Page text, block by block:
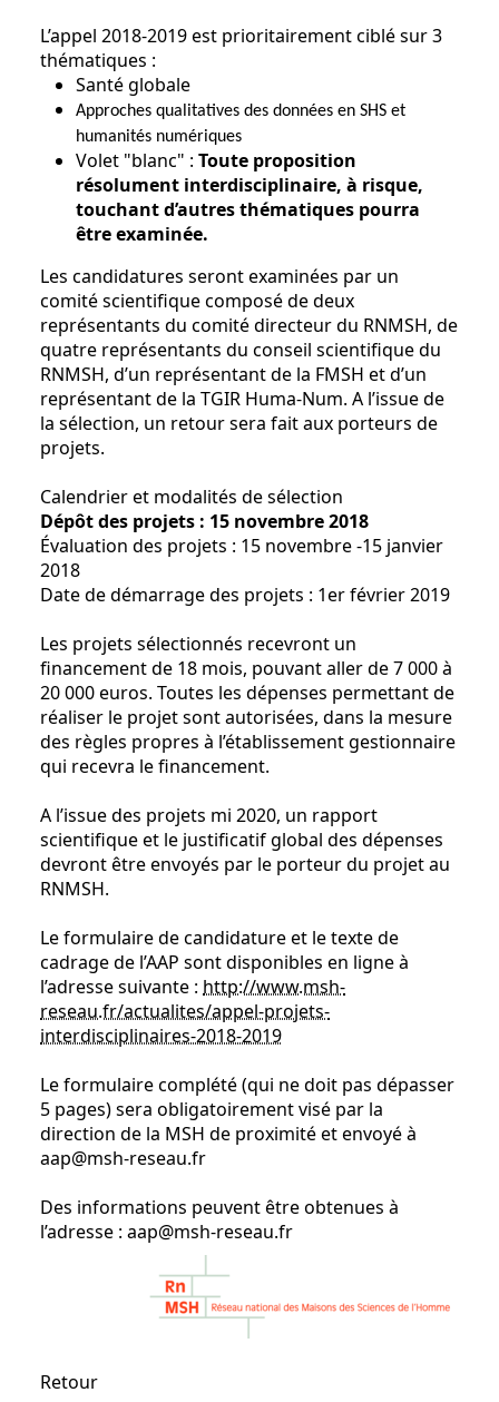
L’appel 2018-2019 est prioritairement ciblé sur 3
thématiques :
Santé globale
Approches qualitatives des données en SHS et
humanités numériques
Volet "blanc" : Toute proposition
résolument interdisciplinaire, à risque,
touchant d’autres thématiques pourra
être examinée.
Les candidatures seront examinées par un
comité scientifique composé de deux
représentants du comité directeur du RNMSH, de
quatre représentants du conseil scientifique du
RNMSH, d’un représentant de la FMSH et d’un
représentant de la TGIR Huma-Num. A l’issue de
la sélection, un retour sera fait aux porteurs de
projets.
Calendrier et modalités de sélection
Dépôt des projets : 15 novembre 2018
Évaluation des projets : 15 novembre -15 janvier
2018
Date de démarrage des projets : 1er février 2019
Les projets sélectionnés recevront un
financement de 18 mois, pouvant aller de 7 000 à
20 000 euros. Toutes les dépenses permettant de
réaliser le projet sont autorisées, dans la mesure
des règles propres à l’établissement gestionnaire
qui recevra le financement.
A l’issue des projets mi 2020, un rapport
scientifique et le justificatif global des dépenses
devront être envoyés par le porteur du projet au
RNMSH.
Le formulaire de candidature et le texte de
cadrage de l’AAP sont disponibles en ligne à
l’adresse suivante : http://www.msh-
reseau.fr/actualites/appel-projets-
interdisciplinaires-2018-2019
Le formulaire complété (qui ne doit pas dépasser
5 pages) sera obligatoirement visé par la
direction de la MSH de proximité et envoyé à
aap@msh-reseau.fr
Des informations peuvent être obtenues à
l’adresse : aap@msh-reseau.fr
Retour